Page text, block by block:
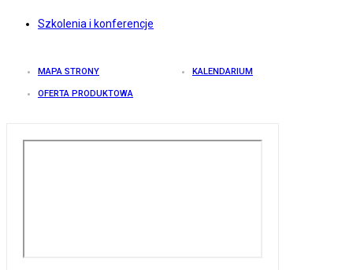
Szkolenia i konferencje
MAPA STRONY KALENDARIUM
OFERTA PRODUKTOWA